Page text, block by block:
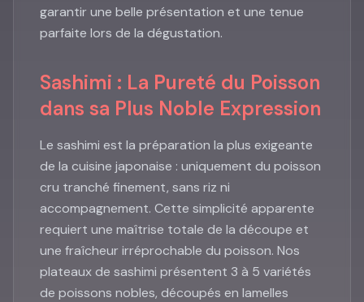
garantir une belle présentation et une tenue
parfaite lors de la dégustation.
Sashimi : La Pureté du Poisson
dans sa Plus Noble Expression
Le sashimi est la préparation la plus exigeante
de la cuisine japonaise : uniquement du poisson
cru tranché finement, sans riz ni
accompagnement. Cette simplicité apparente
requiert une maîtrise totale de la découpe et
une fraîcheur irréprochable du poisson. Nos
plateaux de sashimi présentent 3 à 5 variétés
de poissons nobles, découpés en lamelles